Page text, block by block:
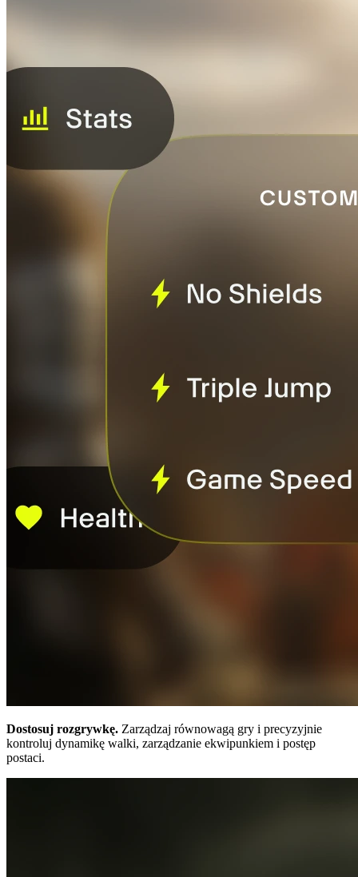
Dostosuj rozgrywkę. Zarządzaj równowagą gry i precyzyjnie
kontroluj dynamikę walki, zarządzanie ekwipunkiem i postęp
postaci.